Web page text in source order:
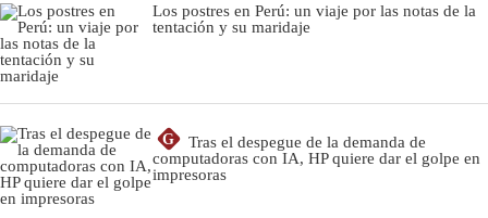
Los postres en Perú: un viaje por las notas de la
tentación y su maridaje
G
Tras el despegue de la demanda de
computadoras con IA, HP quiere dar el golpe en
impresoras